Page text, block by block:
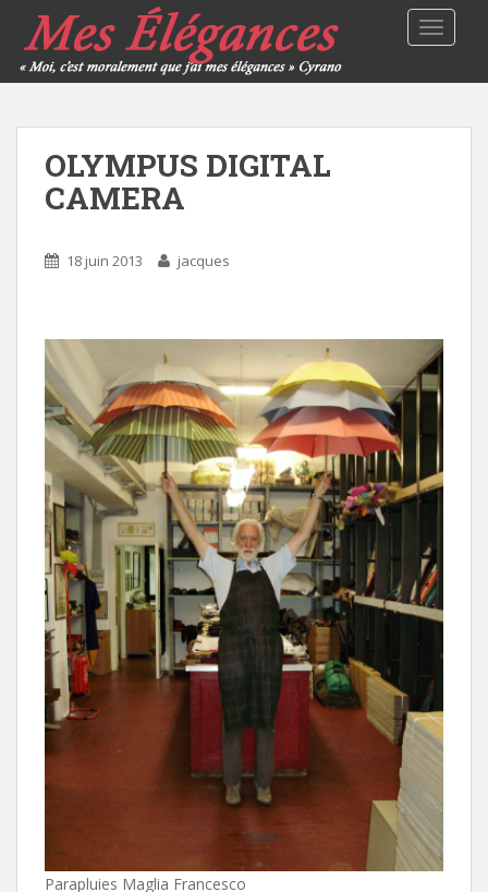
OLYMPUS DIGITAL
CAMERA
18 juin 2013 jacques
Parapluies Maglia Francesco